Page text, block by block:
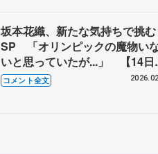
坂本花織、新たな気持ちで挑む
SP 「オリンピックの魔物い
いと思っていたが...」 【14日
子公式練習後】
コメント全文